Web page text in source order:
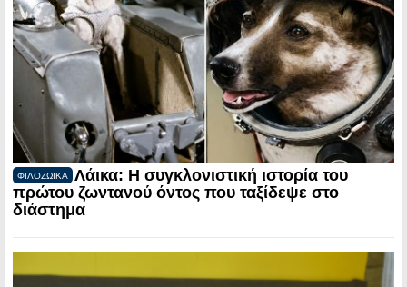
ΦΙΛΟΖΩΙΚΑ
Λάικα: Η συγκλονιστική ιστορία του
πρώτου ζωντανού όντος που ταξίδεψε στο
διάστημα